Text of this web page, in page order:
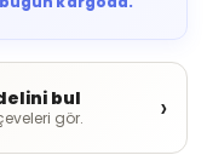
bul
gör. ›